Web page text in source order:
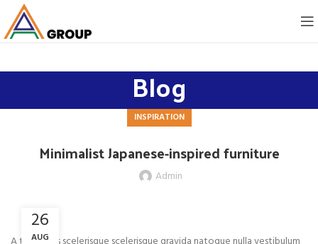
Blog
INSPIRATION
Minimalist Japanese-inspired furniture
Admin
26
AUG